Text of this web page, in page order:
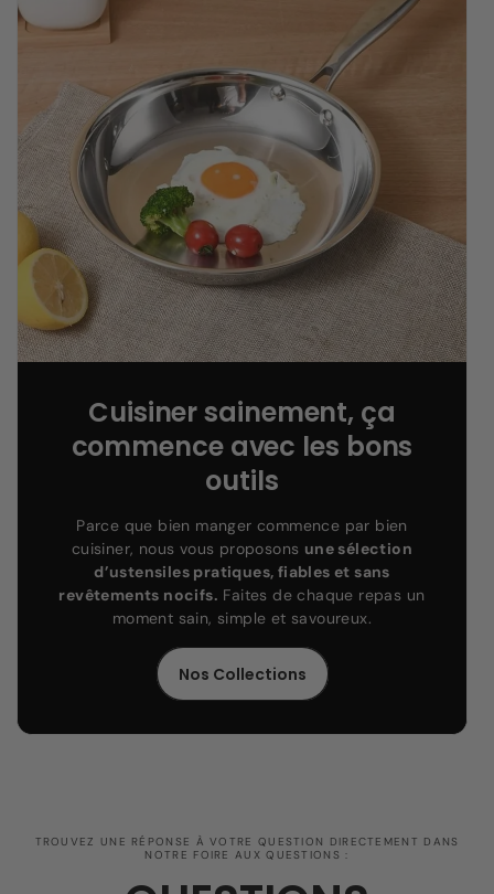
Cuisiner sainement, ça
commence avec les bons
outils
Parce que bien manger commence par bien
cuisiner, nous vous proposons une sélection
d’ustensiles pratiques, fiables et sans
revêtements nocifs. Faites de chaque repas un
moment sain, simple et savoureux.
Nos Collections
TROUVEZ UNE RÉPONSE À VOTRE QUESTION DIRECTEMENT DANS
NOTRE FOIRE AUX QUESTIONS :